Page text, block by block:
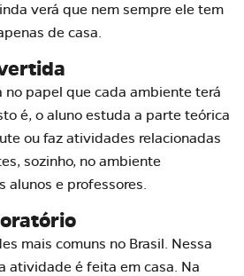
verá que nem sempre ele tem
de casa.
no papel que cada ambiente terá
é, o aluno estuda a parte teórica
ou faz atividades relacionadas
sozinho, no ambiente
alunos e professores.
mais comuns no Brasil. Nessa
atividade é feita em casa. Na